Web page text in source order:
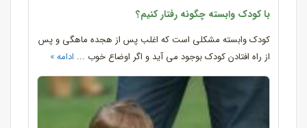
با کودک وابسته چگونه رفتار کنیم؟
کودک وابسته مشکلی است که اغلب پس از هجده ماهگی و پس
از راه افتادن کودک بوجود می آید و اگر اوضاع خوب ... ادامه »